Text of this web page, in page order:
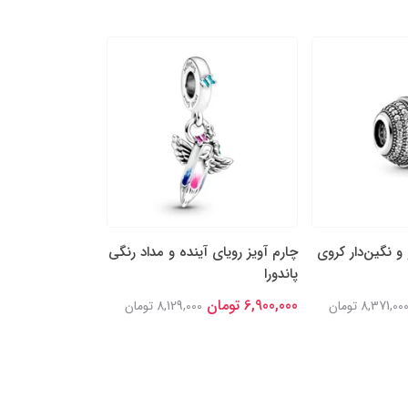
و نگین‌دار کروی
8,371,000 تومان
چارم آویز رویای آینده‌ و مداد رنگی
پاندورا
6,900,000 تومان 8,129,000 تومان